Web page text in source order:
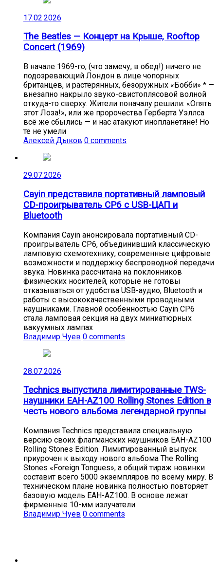
17.02.2026
The Beatles — Концерт на Крыше, Rooftop
Concert (1969)
В начале 1969-го, (что замечу, в обед!) ничего не
подозревающий Лондон в лице чопорных
британцев, и растерянных, безоружных «Бобби» * —
внезапно накрыло звуко-свистоплясовой волной
откуда-то сверху. Жители поначалу решили: «Опять
этот Лоза!», или же пророчества Герберта Уэллса
всё же сбылись — и нас атакуют инопланетяне! Но
те не умели
Алексей Дыков 0 comments
29.07.2026
Cayin представила портативный ламповый
CD-проигрыватель CP6 с USB-ЦАП и
Bluetooth
Компания Cayin анонсировала портативный CD-
проигрыватель CP6, объединивший классическую
ламповую схемотехнику, современные цифровые
возможности и поддержку беспроводной передачи
звука. Новинка рассчитана на поклонников
физических носителей, которые не готовы
отказываться от удобства USB-аудио, Bluetooth и
работы с высококачественными проводными
наушниками. Главной особенностью Cayin CP6
стала ламповая секция на двух миниатюрных
вакуумных лампах
Владимир Чуев 0 comments
28.07.2026
Technics выпустила лимитированные TWS-
наушники EAH-AZ100 Rolling Stones Edition в
честь нового альбома легендарной группы
Компания Technics представила специальную
версию своих флагманских наушников EAH-AZ100
Rolling Stones Edition. Лимитированный выпуск
приурочен к выходу нового альбома The Rolling
Stones «Foreign Tongues», а общий тираж новинки
составит всего 5000 экземпляров по всему миру. В
техническом плане новинка полностью повторяет
базовую модель EAH-AZ100. В основе лежат
фирменные 10-мм излучатели
Владимир Чуев 0 comments